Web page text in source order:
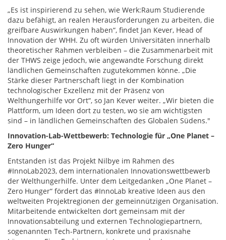
„Es ist inspirierend zu sehen, wie Werk:Raum Studierende
dazu befähigt, an realen Herausforderungen zu arbeiten, die
greifbare Auswirkungen haben“, findet Jan Kever, Head of
Innovation der WHH. Zu oft würden Universitäten innerhalb
theoretischer Rahmen verbleiben – die Zusammenarbeit mit
der THWS zeige jedoch, wie angewandte Forschung direkt
ländlichen Gemeinschaften zugutekommen könne. „Die
Stärke dieser Partnerschaft liegt in der Kombination
technologischer Exzellenz mit der Präsenz von
Welthungerhilfe vor Ort“, so Jan Kever weiter. „Wir bieten die
Plattform, um Ideen dort zu testen, wo sie am wichtigsten
sind – in ländlichen Gemeinschaften des Globalen Südens."
Innovation-Lab-Wettbewerb: Technologie für „One Planet –
Zero Hunger“
Entstanden ist das Projekt Nilbye im Rahmen des
#InnoLab2023, dem internationalen Innovationswettbewerb
der Welthungerhilfe. Unter dem Leitgedanken „One Planet –
Zero Hunger“ fördert das #InnoLab kreative Ideen aus den
weltweiten Projektregionen der gemeinnützigen Organisation.
Mitarbeitende entwickelten dort gemeinsam mit der
Innovationsabteilung und externen Technologiepartnern,
sogenannten Tech-Partnern, konkrete und praxisnahe